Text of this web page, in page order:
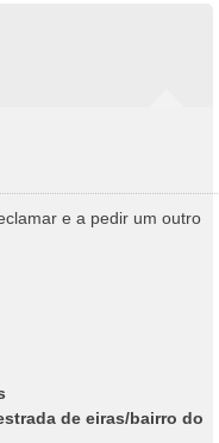
e a pedir um outro
de eiras/bairro do